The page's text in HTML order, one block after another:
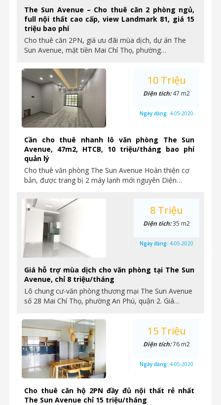
The Sun Avenue – Cho thuê căn 2 phòng ngủ,
full nội thất cao cấp, view Landmark 81, giá 15
triệu bao phí
Cho thuê căn 2PN, giá ưu đãi mùa dịch, dự án The
Sun Avenue, mặt tiền Mai Chí Thọ, phường…
Cần cho thuê nhanh lô văn phòng The Sun
Avenue, 47m2, HTCB, 10 triệu/tháng bao phí
quản lý
Cho thuê văn phòng The Sun Avenue Hoàn thiện cơ
bản, được trang bị 2 máy lạnh mới nguyên Diện…
10 Triệu
Diện tích:47 m2
Ngày đăng: 4-05-2020
Giá hỗ trợ mùa dịch cho văn phòng tại The Sun
Avenue, chỉ 8 triệu/tháng
Lô chung cư-văn phòng thương mại The Sun Avenue
số 28 Mai Chí Thọ, phường An Phú, quận 2. Giá…
8 Triệu
Diện tích:35 m2
Ngày đăng: 4-05-2020
Cho thuê căn hộ 2PN đầy đủ nội thất rẻ nhất
The Sun Avenue chỉ 15 triệu/tháng
15 Triệu
Diện tích:76 m2
Ngày đăng: 4-05-2020